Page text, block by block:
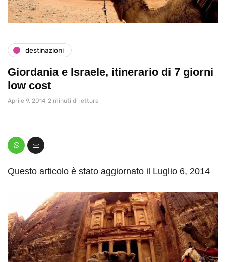
destinazioni
Giordania e Israele, itinerario di 7 giorni
low cost
Aprile 9, 2014 2 minuti di lettura
Questo articolo è stato aggiornato il Luglio 6, 2014